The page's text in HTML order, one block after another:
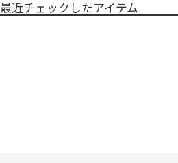
最近チェックしたアイテム